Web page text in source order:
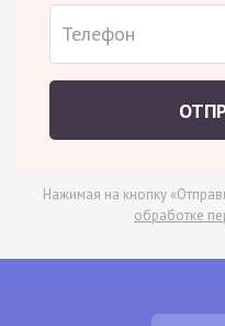
Нажимая на кнопку
обработке